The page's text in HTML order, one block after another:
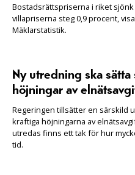
Bostadsrättspriserna i riket
villapriserna steg 0,9 procent,
Mäklarstatistik.
Ny utredning ska
höjningar av
Regeringen tillsätter en särskild
kraftiga höjningarna av
utredas finns ett tak för hur
tid.